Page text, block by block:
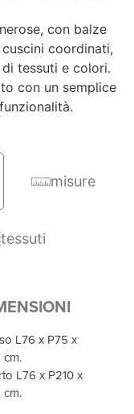
con balze
coordinati,
tessuti e colori.
con un semplice
misure
tessuti
L76 x P75 x
cm.
L76 x P210 x
cm.